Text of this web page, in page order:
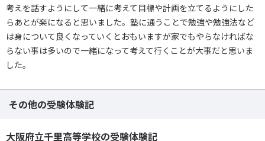
考えを話すようにして一緒に考えて目標や計画を立てるようにした
らあとが楽になると思いました。塾に通うことで勉強や勉強法など
は身について良くなっていくとおもいますが家でもやらなければな
らない事は多いので一緒になって考えて行くことが大事だと思いま
した。
その他の受験体験記
大阪府立千里高等学校の受験体験記